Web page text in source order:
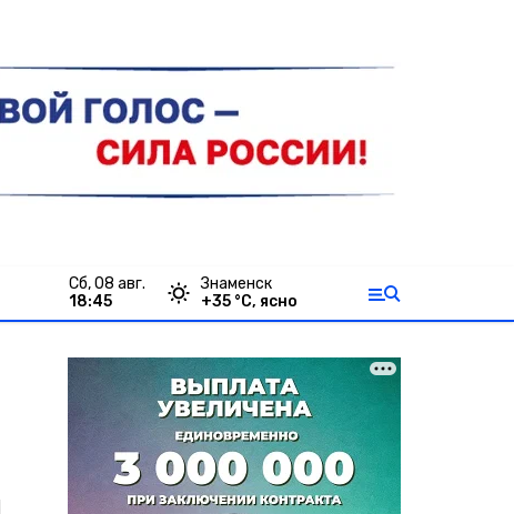
сб, 08 авг.
18:45
Знаменск
+35 °С, ясно